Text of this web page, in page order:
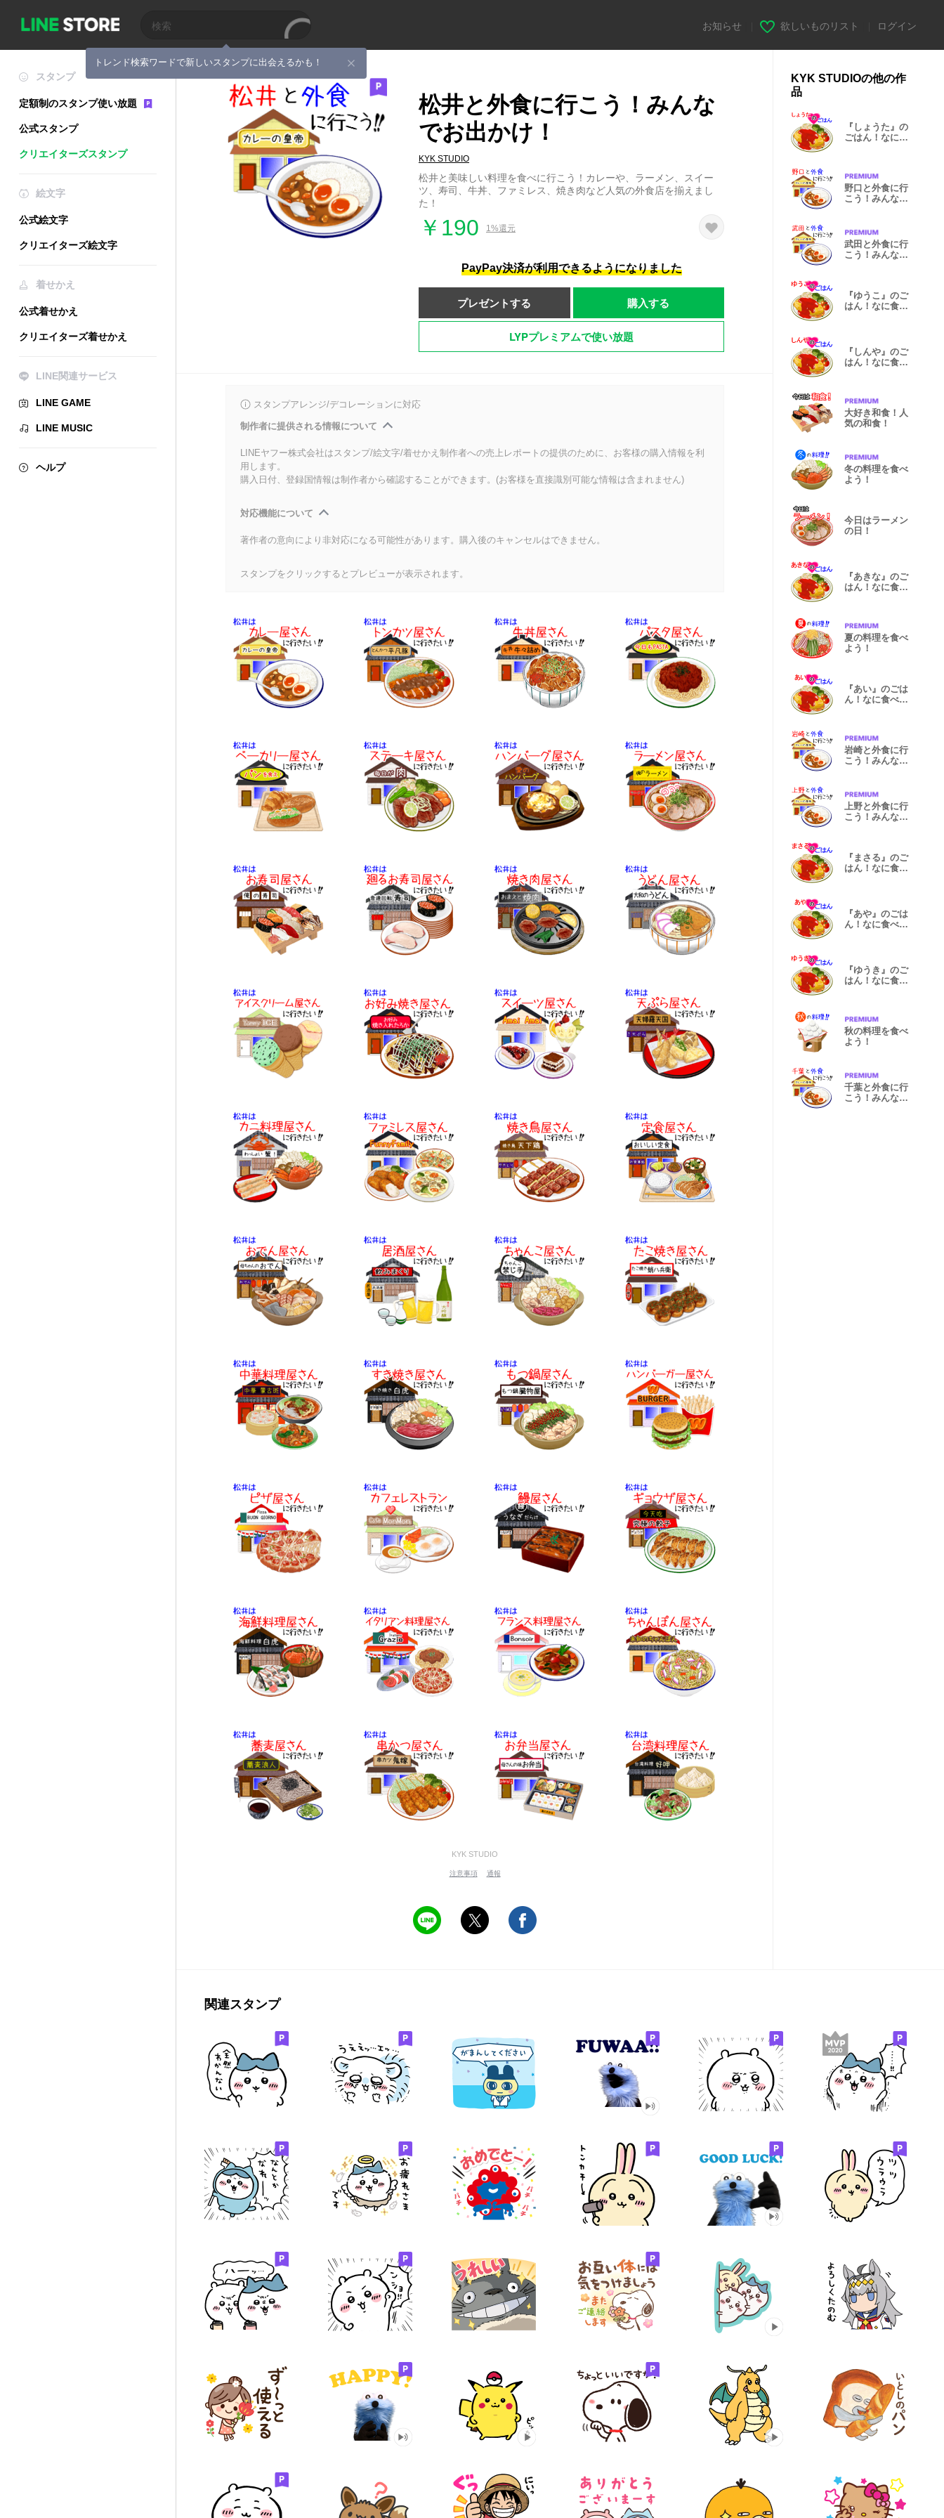
トレンド検索ワードで新しいスタンプに出会えるかも！
お知らせ 欲しいものリスト ログイン
スタンプ
定額制のスタンプ使い放題
公式スタンプ
クリエイターズスタンプ
絵文字
公式絵文字
クリエイターズ絵文字
着せかえ
公式着せかえ
クリエイターズ着せかえ
LINE関連サービス
LINE GAME
LINE MUSIC
ヘルプ
松井と外食に行こう！みんな
でお出かけ！
KYK STUDIO
松井と美味しい料理を食べに行こう！カレーや、ラーメン、スイー
ツ、寿司、牛丼、ファミレス、焼き肉など人気の外食店を揃えまし
た！
￥190 1%還元
PayPay決済が利用できるようになりました
プレゼントする 購入する
LYPプレミアムで使い放題
スタンプアレンジ/デコレーションに対応
制作者に提供される情報について
LINEヤフー株式会社はスタンプ/絵文字/着せかえ制作者への売上レポートの提供のために、お客様の購入情報を利
用します。
購入日付、登録国情報は制作者から確認することができます。(お客様を直接識別可能な情報は含まれません)
対応機能について
著作者の意向により非対応になる可能性があります。購入後のキャンセルはできません。
スタンプをクリックするとプレビューが表示されます。
KYK STUDIO
注意事項 通報
KYK STUDIOの他の作
品
『しょうた』の
ごはん！なに食
野口と外食に行
こう！みんなで
武田と外食に行
こう！みんなで
『ゆうこ』のご
はん！なに食べ
『しんや』のご
はん！なに食べ
大好き和食！人
気の和食！
冬の料理を食べ
よう！
今日はラーメン
の日！
『あきな』のご
はん！なに食べ
夏の料理を食べ
よう！
『あい』のごは
ん！なに食べ
岩崎と外食に行
こう！みんなで
上野と外食に行
こう！みんなで
『まさる』のご
はん！なに食べ
『あや』のごは
ん！なに食べ
『ゆうき』のご
はん！なに食べ
秋の料理を食べ
よう！
千葉と外食に行
こう！みんなで
関連スタンプ